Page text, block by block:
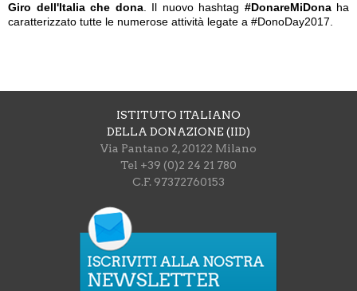
Giro dell'Italia che dona. Il nuovo hashtag #DonareMiDonaha
caratterizzato tutte le numerose attività legate a #DonoDay2017.
ISTITUTO ITALIANO
DELLA DONAZIONE (IID)
Via Pantano 2, 20122 Milano
Tel +39 (0)2 24 21 780
C.F. 97372760153